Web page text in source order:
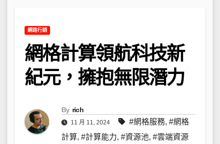
網路行銷
網格計算領航科技新
紀元，擁抱無限潛力
By rich
11 月 11, 2024 #網格服務, #網格
計算, #計算能力, #資源池, #雲端資源